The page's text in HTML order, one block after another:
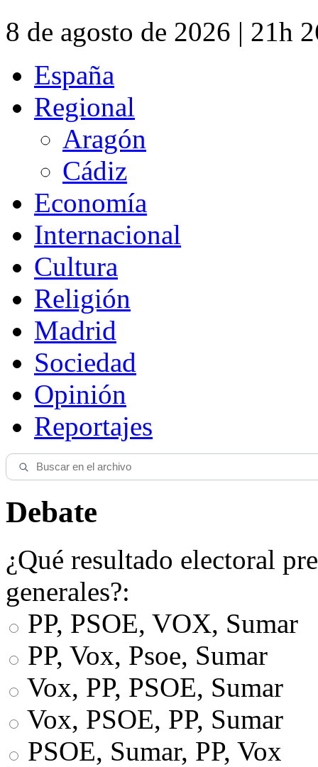
8 de agosto de 2026 | 21h
España
Regional
Aragón
Cádiz
Economía
Internacional
Cultura
Religión
Madrid
Sociedad
Opinión
Reportajes
Debate
¿Qué resultado electoral
generales?:
PP, PSOE, VOX, Sumar
PP, Vox, Psoe, Sumar
Vox, PP, PSOE, Sumar
Vox, PSOE, PP, Sumar
PSOE, Sumar, PP, Vox